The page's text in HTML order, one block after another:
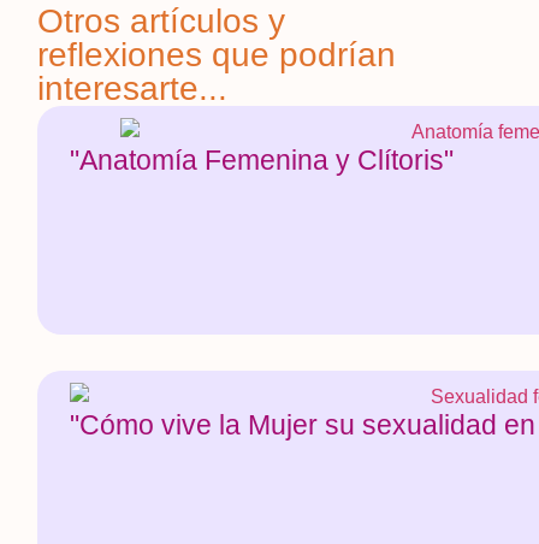
Otros artículos y
reflexiones que podrían
interesarte...
"Anatomía Femenina y Clítoris"
"Cómo vive la Mujer su sexualidad